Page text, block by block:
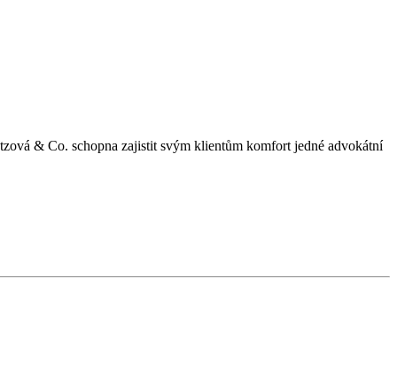
& Co. schopna zajistit svým klientům komfort jedné advokátní